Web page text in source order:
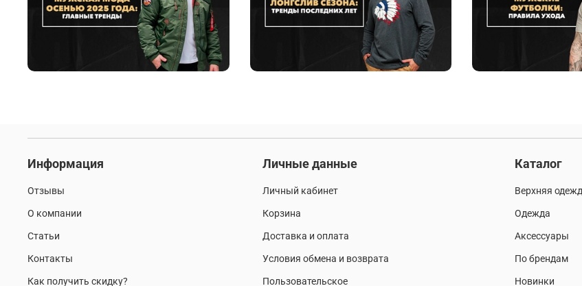
Информация
Отзывы
О компании
Статьи
Контакты
Как получить скидку?
Личные данные
Личный кабинет
Корзина
Доставка и оплата
Условия обмена и возврата
Пользовательское
Каталог
Верхняя
Одежда
Аксессуары
По брендам
Новинки